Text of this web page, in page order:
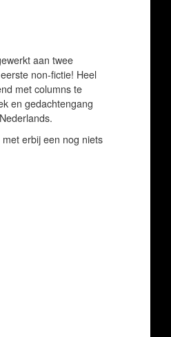
aan twee
non-fictie! Heel
met columns te
en gedachtengang
erbij een nog niets